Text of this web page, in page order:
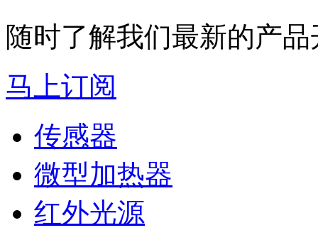
随时了解我们最新的产
马上订阅
传感器
微型加热器
红外光源